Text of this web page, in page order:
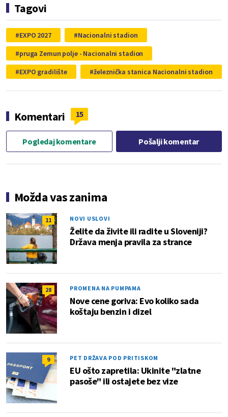
Tagovi
EXPO 2027
Nacionalni stadion
pruga Zemun polje - Nacionalni stadion
EXPO gradilište
železnička stanica Nacionalni stadion
Komentari 15
Pogledaj komentare Pošalji komentar
Možda vas zanima
11 NOVI USLOVI
Želite da živite ili radite u Sloveniji?
Država menja pravila za strance
28 PROMENA NA PUMPAMA
Nove cene goriva: Evo koliko sada
koštaju benzin i dizel
9 PET DRŽAVA POD PRITISKOM
EU ošto zapretila: Ukinite "zlatne
pasoše" ili ostajete bez vize